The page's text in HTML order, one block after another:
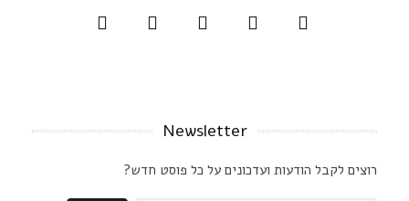
Newsletter
רוצים לקבל הודעות ועדכונים על כל פוסט חדש?